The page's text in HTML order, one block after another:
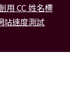
用 CC 姓名標
站速度測試